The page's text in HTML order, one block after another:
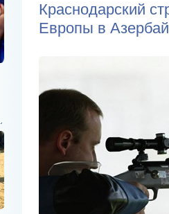
Краснодарский
Европы в